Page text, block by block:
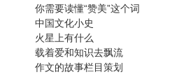
你需要读懂“赞美”这
中国文化小史 中
火星上有什么
载着爱和知识去飘
作文的故事栏目策